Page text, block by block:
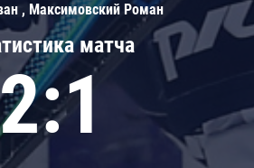
матча
, Максимовский Роман